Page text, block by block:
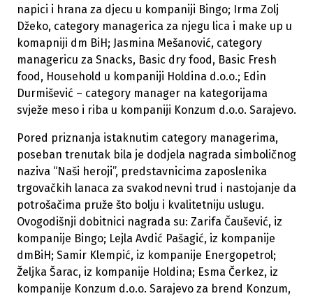
napici i hrana za djecu u kompaniji Bingo; Irma Zolj
Džeko, category managerica za njegu lica i make up u
komapniji dm BiH; Jasmina Mešanović, category
managericu za Snacks, Basic dry food, Basic Fresh
food, Household u kompaniji Holdina d.o.o.; Edin
Durmišević – category manager na kategorijama
svježe meso i riba u kompaniji Konzum d.o.o. Sarajevo.
Pored priznanja istaknutim category managerima,
poseban trenutak bila je dodjela nagrada simboličnog
naziva “Naši heroji”, predstavnicima zaposlenika
trgovačkih lanaca za svakodnevni trud i nastojanje da
potrošačima pruže što bolju i kvalitetniju uslugu.
Ovogodišnji dobitnici nagrada su: Zarifa Čaušević, iz
kompanije Bingo; Lejla Avdić Pašagić, iz kompanije
dmBiH; Samir Klempić, iz kompanije Energopetrol;
Željka Šarac, iz kompanije Holdina; Esma Čerkez, iz
kompanije Konzum d.o.o. Sarajevo za brend Konzum,